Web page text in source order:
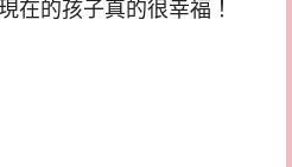
在的孩子真的很幸福！